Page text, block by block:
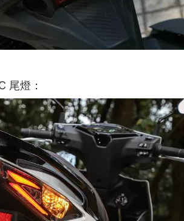
尾燈：